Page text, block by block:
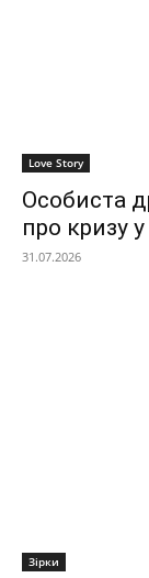
Love Story
Особиста
про кризу
31.07.2026
Зірки